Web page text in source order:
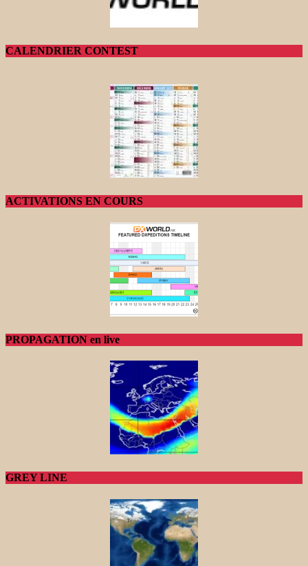
CALENDRIER CONTEST
ACTIVATIONS EN COURS
PROPAGATION en live
GREY LINE